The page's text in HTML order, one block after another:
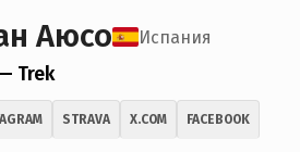
Аюсо Испания
Trek
STRAVA X.COM FACEBOOK